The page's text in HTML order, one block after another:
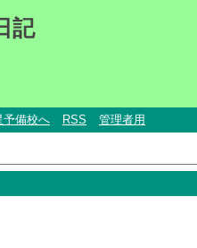
記
予備校へ RSS 管理者用